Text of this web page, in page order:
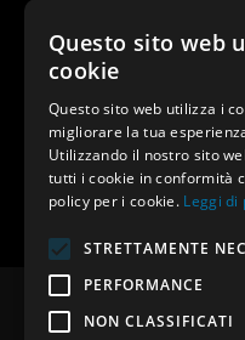
l'elaborazione della
nella nostraprivacy
Ho letto e accetto
Invia I Dati
SUNUP S.r.l. –
Questo sito web
cookie
Questo sito web utilizza i
migliorare la tua
Utilizzando il nostro sito
tutti i cookie in conformità
policy per i cookie. Leggi di
STRETTAMENTE
PERFORMANCE
NON CLASSIFICATI